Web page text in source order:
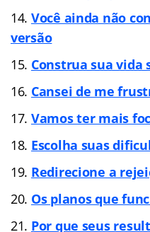
Você ainda não
versão
Construa sua vida
Cansei de me
Vamos ter mais
Escolha suas
Redirecione a
Os planos que
Por que seus